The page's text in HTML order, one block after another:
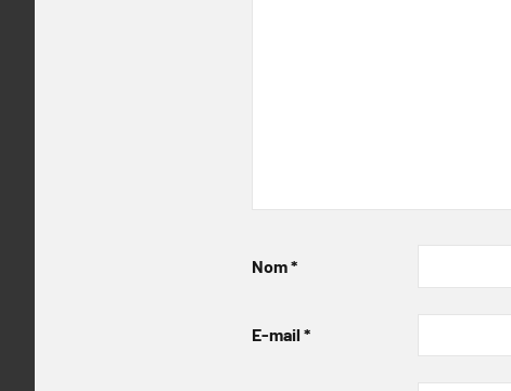
Nom*
E-mail *